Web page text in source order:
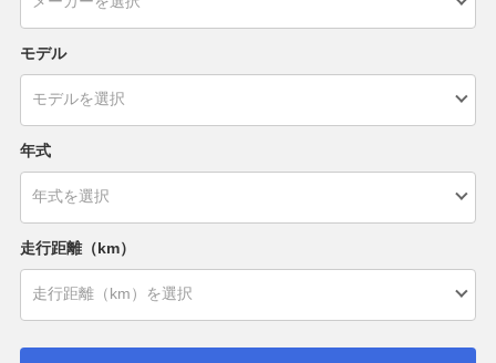
モデル
年式
走行距離（km）